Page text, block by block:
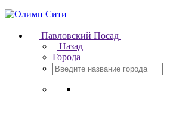
Павловский Посад
Назад
Города